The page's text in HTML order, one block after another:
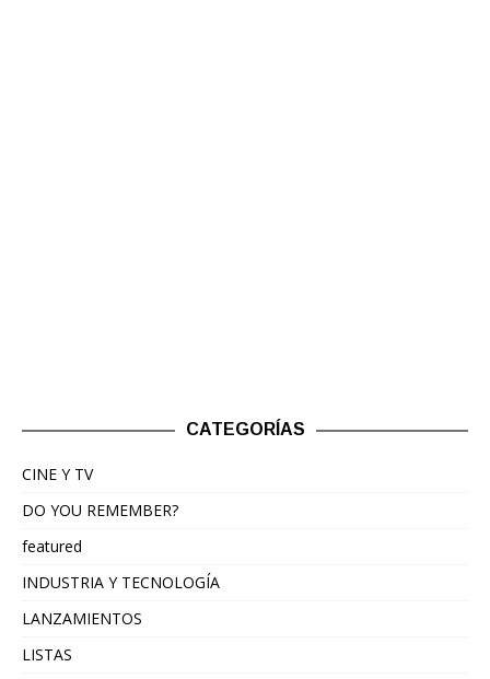
CATEGORÍAS
CINE Y TV
DO YOU REMEMBER?
featured
INDUSTRIA Y TECNOLOGÍA
LANZAMIENTOS
LISTAS